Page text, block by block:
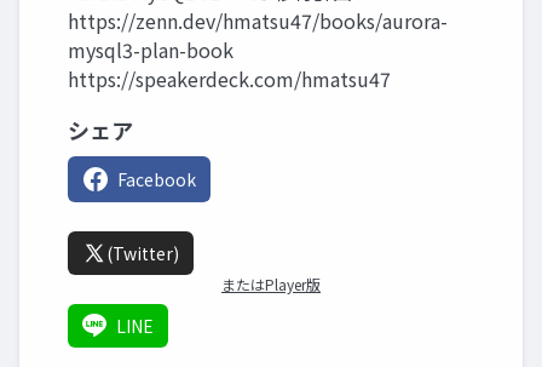
https://zenn.dev/hmatsu47/books/aurora-
mysql3-plan-book
https://speakerdeck.com/hmatsu47
シェア
Facebook
(Twitter)
またはPlayer版
LINE